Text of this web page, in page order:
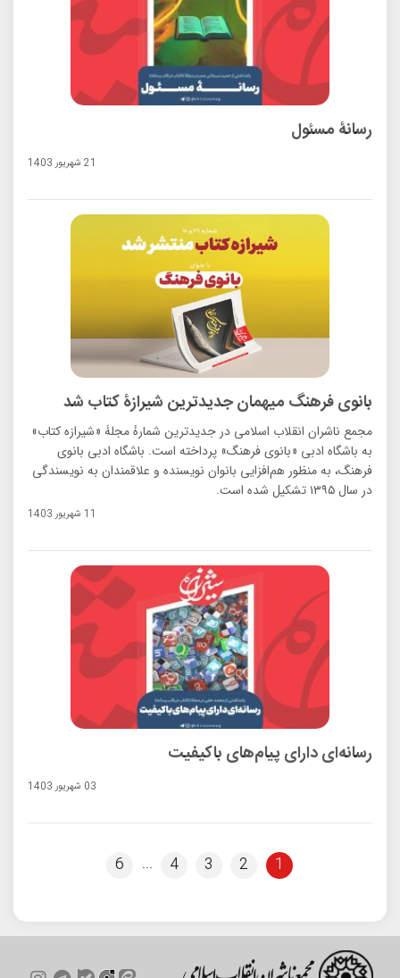
رسانۀ مسئول
21 شهريور 1403
بانوی فرهنگ میهمان جدیدترین شیرازۀ کتاب شد
مجمع ناشران انقلاب اسلامی در جدیدترین شمارهٔ مجلۀ «شیرازه کتاب»
به باشگاه ادبی «بانوی فرهنگ» پرداخته است. باشگاه ادبی بانوی
فرهنگ، به منظور هم‌افزایی بانوان نویسنده و علاقمندان به نویسندگی
در سال ۱۳۹۵ تشکیل شده است.
11 شهريور 1403
رسانه‌ای دارای پیام‌های باکیفیت
03 شهريور 1403
1
2
3
4
...
6